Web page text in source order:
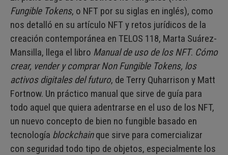
Fungible Tokens, o NFT por su siglas en inglés), como
nos detalló en su artículo NFT y retos jurídicos de la
creación contemporánea en TELOS 118, Marta Suárez-
Mansilla, llega el libro Manual de uso de los NFT. Cómo
crear, vender y comprar Non Fungible Tokens, los
activos digitales del futuro, de Terry Quharrison y Matt
Fortnow. Un práctico manual que sirve de guía para
todo aquel que quiera adentrarse en el uso de los NFT,
un nuevo concepto de bien no fungible basado en
tecnología blockchainque sirve para comercializar
con seguridad todo tipo de objetos, especialmente los